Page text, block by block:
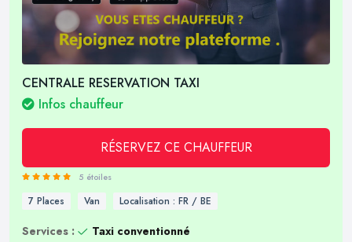
CENTRALE RESERVATION TAXI
Infos chauffeur
RÉSERVEZ CE CHAUFFEUR
5 étoiles
7 Places Van Localisation : FR / BE
Services :
Taxi conventionné